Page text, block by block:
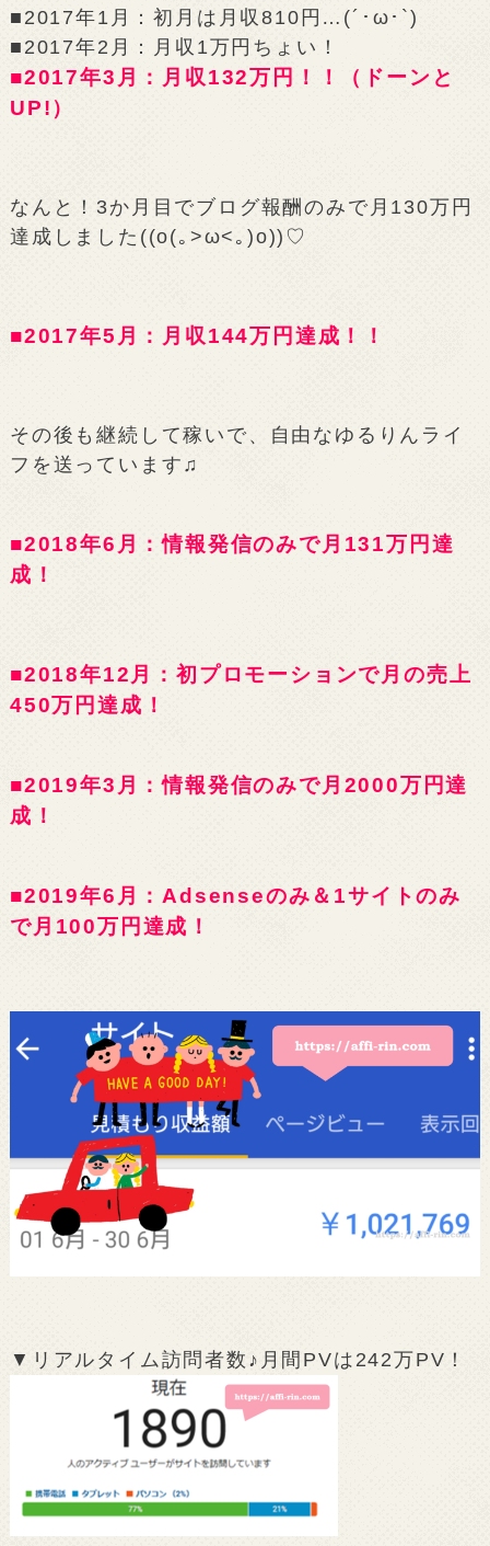
■2017年1月：初月は月収810円…(´･ω･`)
■2017年2月：月収1万円ちょい！
■2017年3月：月収132万円！！（ドーンと
UP!）
なんと！3か月目でブログ報酬のみで月130万円
達成しました((o(｡>ω<｡)o))♡
■2017年5月：月収144万円達成！！
その後も継続して稼いで、自由なゆるりんライ
フを送っています♫
■2018年6月：情報発信のみで月131万円達
成！
■2018年12月：初プロモーションで月の売上
450万円達成！
■2019年3月：情報発信のみで月2000万円達
成！
■2019年6月：Adsenseのみ＆1サイトのみ
で月100万円達成！
▼リアルタイム訪問者数♪月間PVは242万PV！